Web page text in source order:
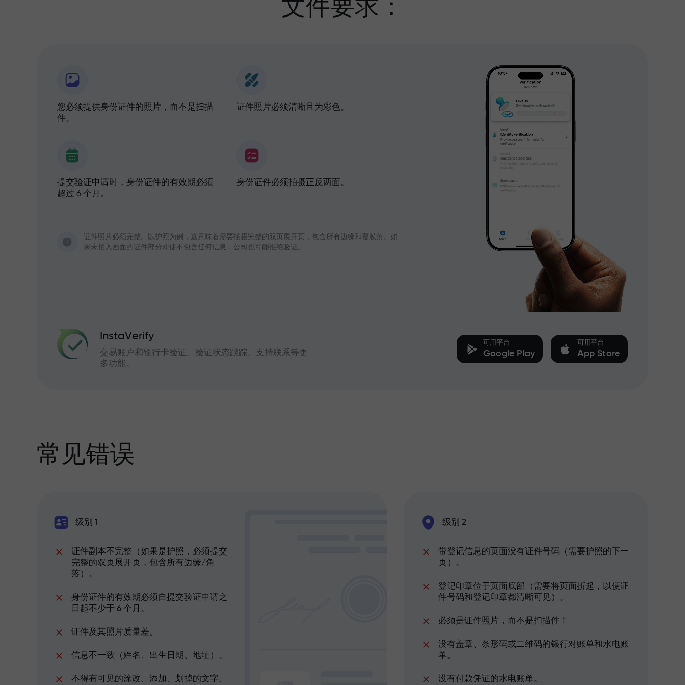
文件要求：
您必须提供身份证件的照片，而不是扫描
件。
证件照片必须清晰且为彩色。
提交验证申请时，身份证件的有效期必须
超过 6 个月。
身份证件必须拍摄正反两面。
证件照片必须完整。以护照为例，这意味着需要拍摄完整的双页展开页，包含所有边缘和覆膜角。如
果未拍入画面的证件部分即使不包含任何信息，公司也可能拒绝验证。
InstaVerify
交易账户和银行卡验证、验证状态跟踪、支持联系等更
多功能。
可用平台
Google Play
可用平台
App Store
常见错误
级别 1
证件副本不完整（如果是护照，必须提交
完整的双页展开页，包含所有边缘/角
落）。
身份证件的有效期必须自提交验证申请之
日起不少于 6 个月。
证件及其照片质量差。
信息不一致（姓名、出生日期、地址）。
不得有可见的涂改、添加、划掉的文字、
级别 2
带登记信息的页面没有证件号码（需要护照的下一
页）。
登记印章位于页面底部（需要将页面折起，以便证
件号码和登记印章都清晰可见）。
必须是证件照片，而不是扫描件！
没有盖章、条形码或二维码的银行对账单和水电账
单。
没有付款凭证的水电账单。